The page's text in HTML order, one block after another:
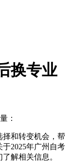
换专业
：
择和转变机会，帮
2025年广州自考
解相关信息。